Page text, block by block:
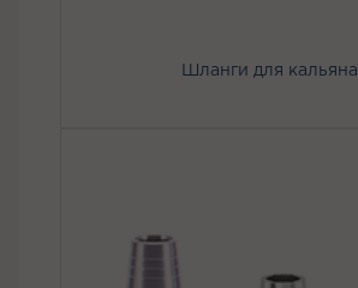
Шланги для кальяна